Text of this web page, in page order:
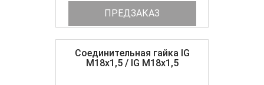
ПРЕДЗАКАЗ
Соединительная гайка IG
M18x1,5 / IG M18x1,5